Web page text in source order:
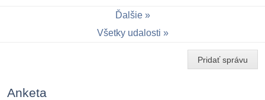
Ďalšie
Všetky udalosti
Pridať správu
Anketa